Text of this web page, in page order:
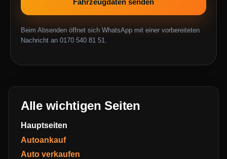
Beim Absenden öffnet sich WhatsApp mit einer vorbereiteten
Nachricht an 0170 540 81 51.
Alle wichtigen Seiten
Hauptseiten
Autoankauf
Auto verkaufen